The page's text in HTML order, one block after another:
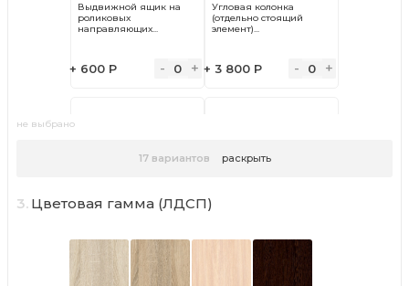
Выдвижной ящик на
роликовых
направляющих...
+ 600 Р - 0 +
Угловая колонка
(отдельно стоящий
элемент)...
+ 3 800 Р - 0 +
Дополнительная полка
в платяное отделение
Дополнительная полка
в бельевое отделение
не выбрано
раскрыть
17 вариантов
3. Цветовая гамма (ЛДСП)